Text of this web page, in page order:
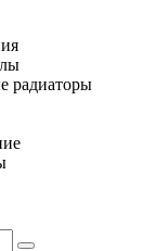
радиаторы